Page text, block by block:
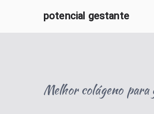
potencial gestante
Melhor colágeno